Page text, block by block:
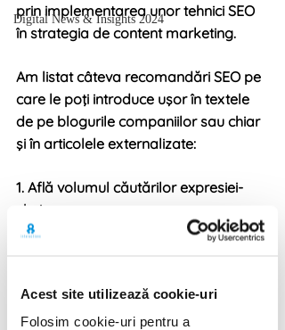
Acest site utilizează cookie-uri
Folosim cookie-uri pentru a
Digital News & Insights 2024
prin implementarea unor tehnici SEO
în strategia de content marketing.
Am listat câteva recomandări SEO pe
care le poţi introduce uşor în textele
de pe blogurile companiilor sau chiar
şi în articolele externalizate:
1. Află volumul căutărilor expresiei-
cheie
utilizatorilor, trebuie să te asiguri că
aceştia caută într-adevăr expresia-